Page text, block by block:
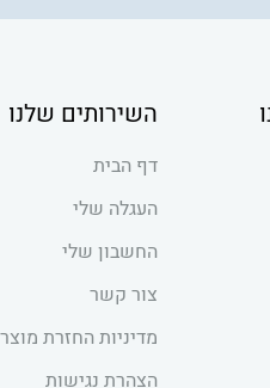
השירותים שלנו
דף הבית
העגלה שלי
החשבון שלי
צור קשר
מדיניות החזרת
הצהרת נגישות